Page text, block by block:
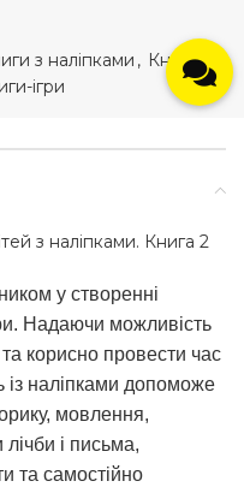
з наліпками , Книги з
ігри
з наліпками. Книга 2
у створенні
Надаючи можливість
корисно провести час
із наліпками допоможе
мовлення,
лічби і письма,
та самостійно